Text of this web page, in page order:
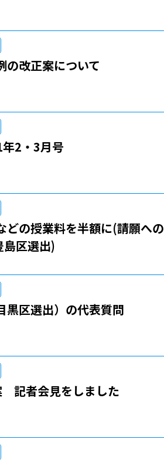
の改正案について
2・3月号
の授業料を半額に(請願への
区選出)
区選出）の代表質問
記者会見をしました